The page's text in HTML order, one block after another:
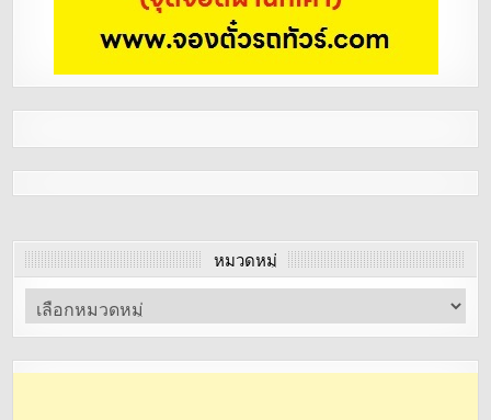
หมวดหมู่
หมวด
หมู่